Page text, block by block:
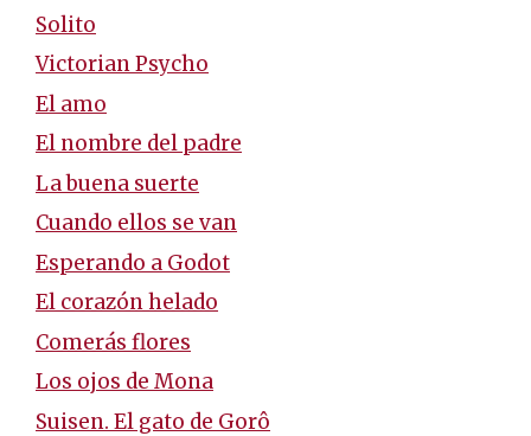
Solito
Victorian Psycho
El amo
El nombre del padre
La buena suerte
Cuando ellos se van
Esperando a Godot
El corazón helado
Comerás flores
Los ojos de Mona
Suisen. El gato de Gorô